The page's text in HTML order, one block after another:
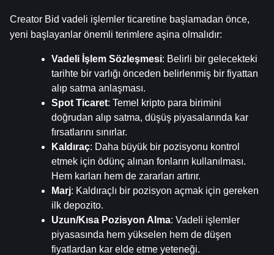
Creator Bid vadeli işlemler ticaretine başlamadan önce,
yeni başlayanlar önemli terimlere aşina olmalıdır:
Vadeli İşlem Sözleşmesi: Belirli bir gelecekteki
tarihte bir varlığı önceden belirlenmiş bir fiyattan
alıp satma anlaşması.
Spot Ticaret: Temel kripto para birimini
doğrudan alıp satma, düşüş piyasalarında kar
fırsatlarını sınırlar.
Kaldıraç: Daha büyük bir pozisyonu kontrol
etmek için ödünç alınan fonların kullanılması.
Hem karları hem de zararları artırır.
Marj: Kaldıraçlı bir pozisyon açmak için gereken
ilk depozito.
Uzun/Kısa Pozisyon Alma: Vadeli işlemler
piyasasında hem yükselen hem de düşen
fiyatlardan kar elde etme yeteneği.